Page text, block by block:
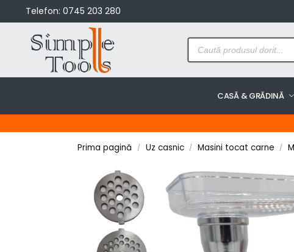
Telefon: 0745 203 280
CASĂ & GRĂDINĂ
Prima pagină / Uz casnic / Masini tocat carne /